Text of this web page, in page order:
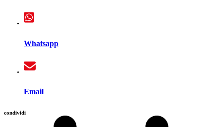
Whatsapp
Email
condividi